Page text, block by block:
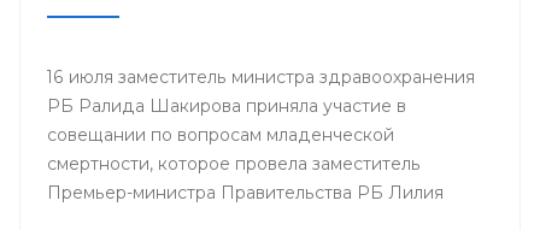
16 июля заместитель министра здравоохранения
РБ Ралида Шакирова приняла участие в
совещании по вопросам младенческой
смертности, которое провела заместитель
Премьер-министра Правительства РБ Лилия